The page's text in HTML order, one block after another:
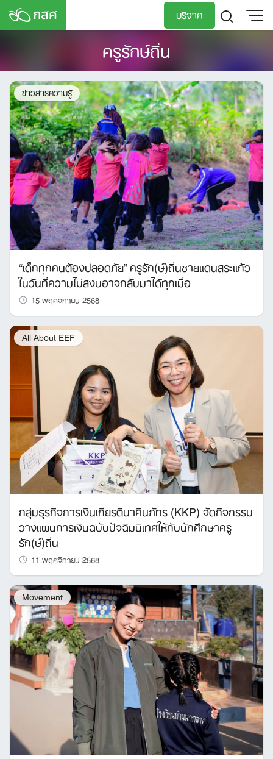
Skip
บริจาค
EN
ครูรักษ์ถิ่น
ข่าวสารความรู้
“เด็กทุกคนต้องปลอดภัย” ครูรัก(ษ์)ถิ่นชายแดนสระแก้ว
ในวันที่ความไม่สงบอาจกลับมาได้ทุกเมื่อ
15 พฤศจิกายน 2568
All About EEF
กลุ่มธุรกิจการเงินเกียรตินาคินภัทร (KKP) จัดกิจกรรม
วางแผนการเงินฉบับปัจฉิมนิเทศให้กับนักศึกษาครู
รัก(ษ์)ถิ่น
11 พฤศจิกายน 2568
Movement